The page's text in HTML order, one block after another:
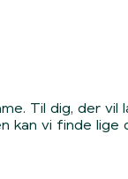
Til dig, der
vi finde lige